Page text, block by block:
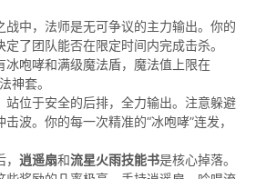
战中，法师是无可争议的主力输出。你的
了团队能否在限定时间内完成击杀。
冰咆哮和满级魔法盾，魔法值上限在
神套。
站位于安全的后排，全力输出。注意躲避
波。你的每一次精准的“冰咆哮”连发，
逍遥扇和流星火雨技能书是核心掉落。